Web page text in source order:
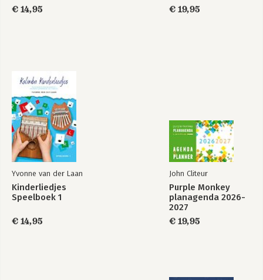
€ 14,95
€ 19,95
Yvonne van der Laan
Kinderliedjes
Speelboek 1
€ 14,95
John Cliteur
Purple Monkey
planagenda 2026-
2027
€ 19,95